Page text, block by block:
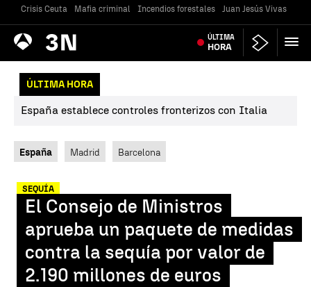
Crisis Ceuta Mafia criminal Incendios forestales Juan Jesús Vivas
Antena
3 Noticias ÚLTIMA
HORA
ÚLTIMA HORA
España establece controles fronterizos con Italia
España Madrid Barcelona
SEQUÍA
El Consejo de Ministros
aprueba un paquete de medidas
contra la sequía por valor de
2.190 millones de euros